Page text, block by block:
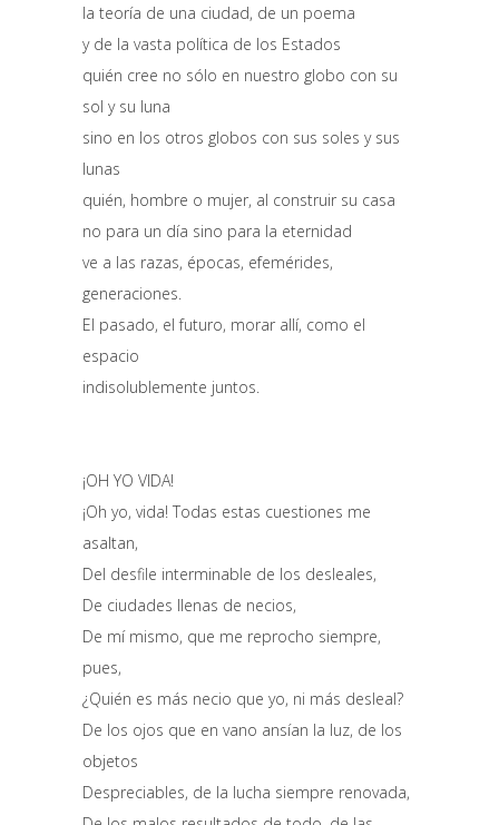
la teoría de una ciudad, de un poema
y de la vasta política de los Estados
quién cree no sólo en nuestro globo con su
sol y su luna
sino en los otros globos con sus soles y sus
lunas
quién, hombre o mujer, al construir su casa
no para un día sino para la eternidad
ve a las razas, épocas, efemérides,
generaciones.
El pasado, el futuro, morar allí, como el
espacio
indisolublemente juntos.
¡OH YO VIDA!
¡Oh yo, vida! Todas estas cuestiones me
asaltan,
Del desfile interminable de los desleales,
De ciudades llenas de necios,
De mí mismo, que me reprocho siempre,
pues,
¿Quién es más necio que yo, ni más desleal?
De los ojos que en vano ansían la luz, de los
objetos
Despreciables, de la lucha siempre renovada,